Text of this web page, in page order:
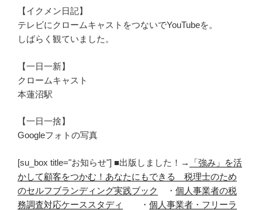
【イクメン日記】
テレビにクロームキャストをつないでYouTubeを。
しばらく観ていました。
【一日一新】
クロームキャスト
本蓮沼駅
【一日一捨】
Googleフォトの写真
[su_box title="お知らせ"] ■出版しました！→
「強み」を活
かして顧客をつかむ！あなたにもできる 税理士のため
のセルフブランディング実践ブック
・ 個人事業者の税
務調査対応ケーススタディ
・ 個人事業者・フリーラ